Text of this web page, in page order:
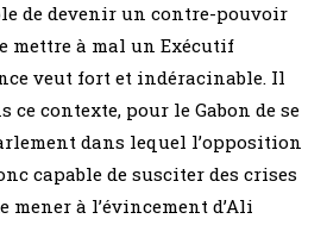
de devenir un contre-pouvoir
mettre à mal un Exécutif
veut fort et indéracinable. Il
ce contexte, pour le Gabon de se
dans lequel l’opposition
capable de susciter des crises
mener à l’évincement d’Ali